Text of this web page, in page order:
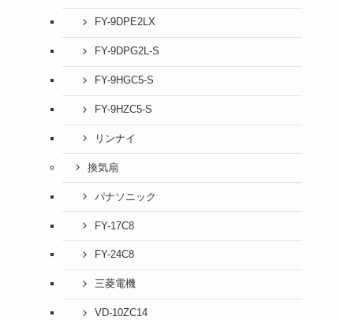
FY-9DPE2LX
FY-9DPG2L-S
FY-9HGC5-S
FY-9HZC5-S
リンナイ
換気扇
パナソニック
FY-17C8
FY-24C8
三菱電機
VD-10ZC14